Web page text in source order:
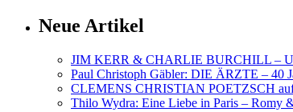
Neue Artikel
JIM KERR & CHARLIE BURCHILL –
Paul Christoph Gäbler: DIE ÄRZTE – 40
CLEMENS CHRISTIAN POETZSCH auf
Thilo Wydra: Eine Liebe in Paris – Romy